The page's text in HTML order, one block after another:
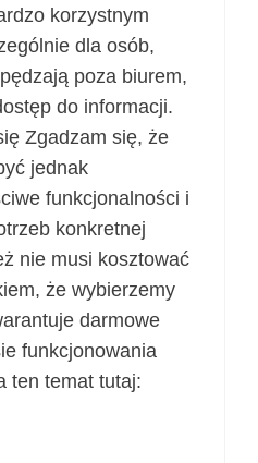
korzystnym
dla osób,
poza biurem,
do informacji.
Zgadzam się, że
jednak
funkcjonalności i
konkretnej
nie musi kosztować
że wybierzemy
darmowe
funkcjonowania
ten temat tutaj: